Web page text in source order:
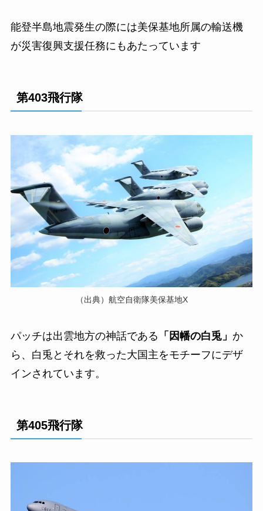
能登半島地震発生の際には美保基地所属の輸送機
が災害復興支援任務にもあたっています
第403飛行隊
（出典）航空自衛隊美保基地X
パッチは出雲地方の神話である 「因幡の白兎」 か
ら、白兎とそれを救った大国主をモチーフにデザ
インされています。
第405飛行隊